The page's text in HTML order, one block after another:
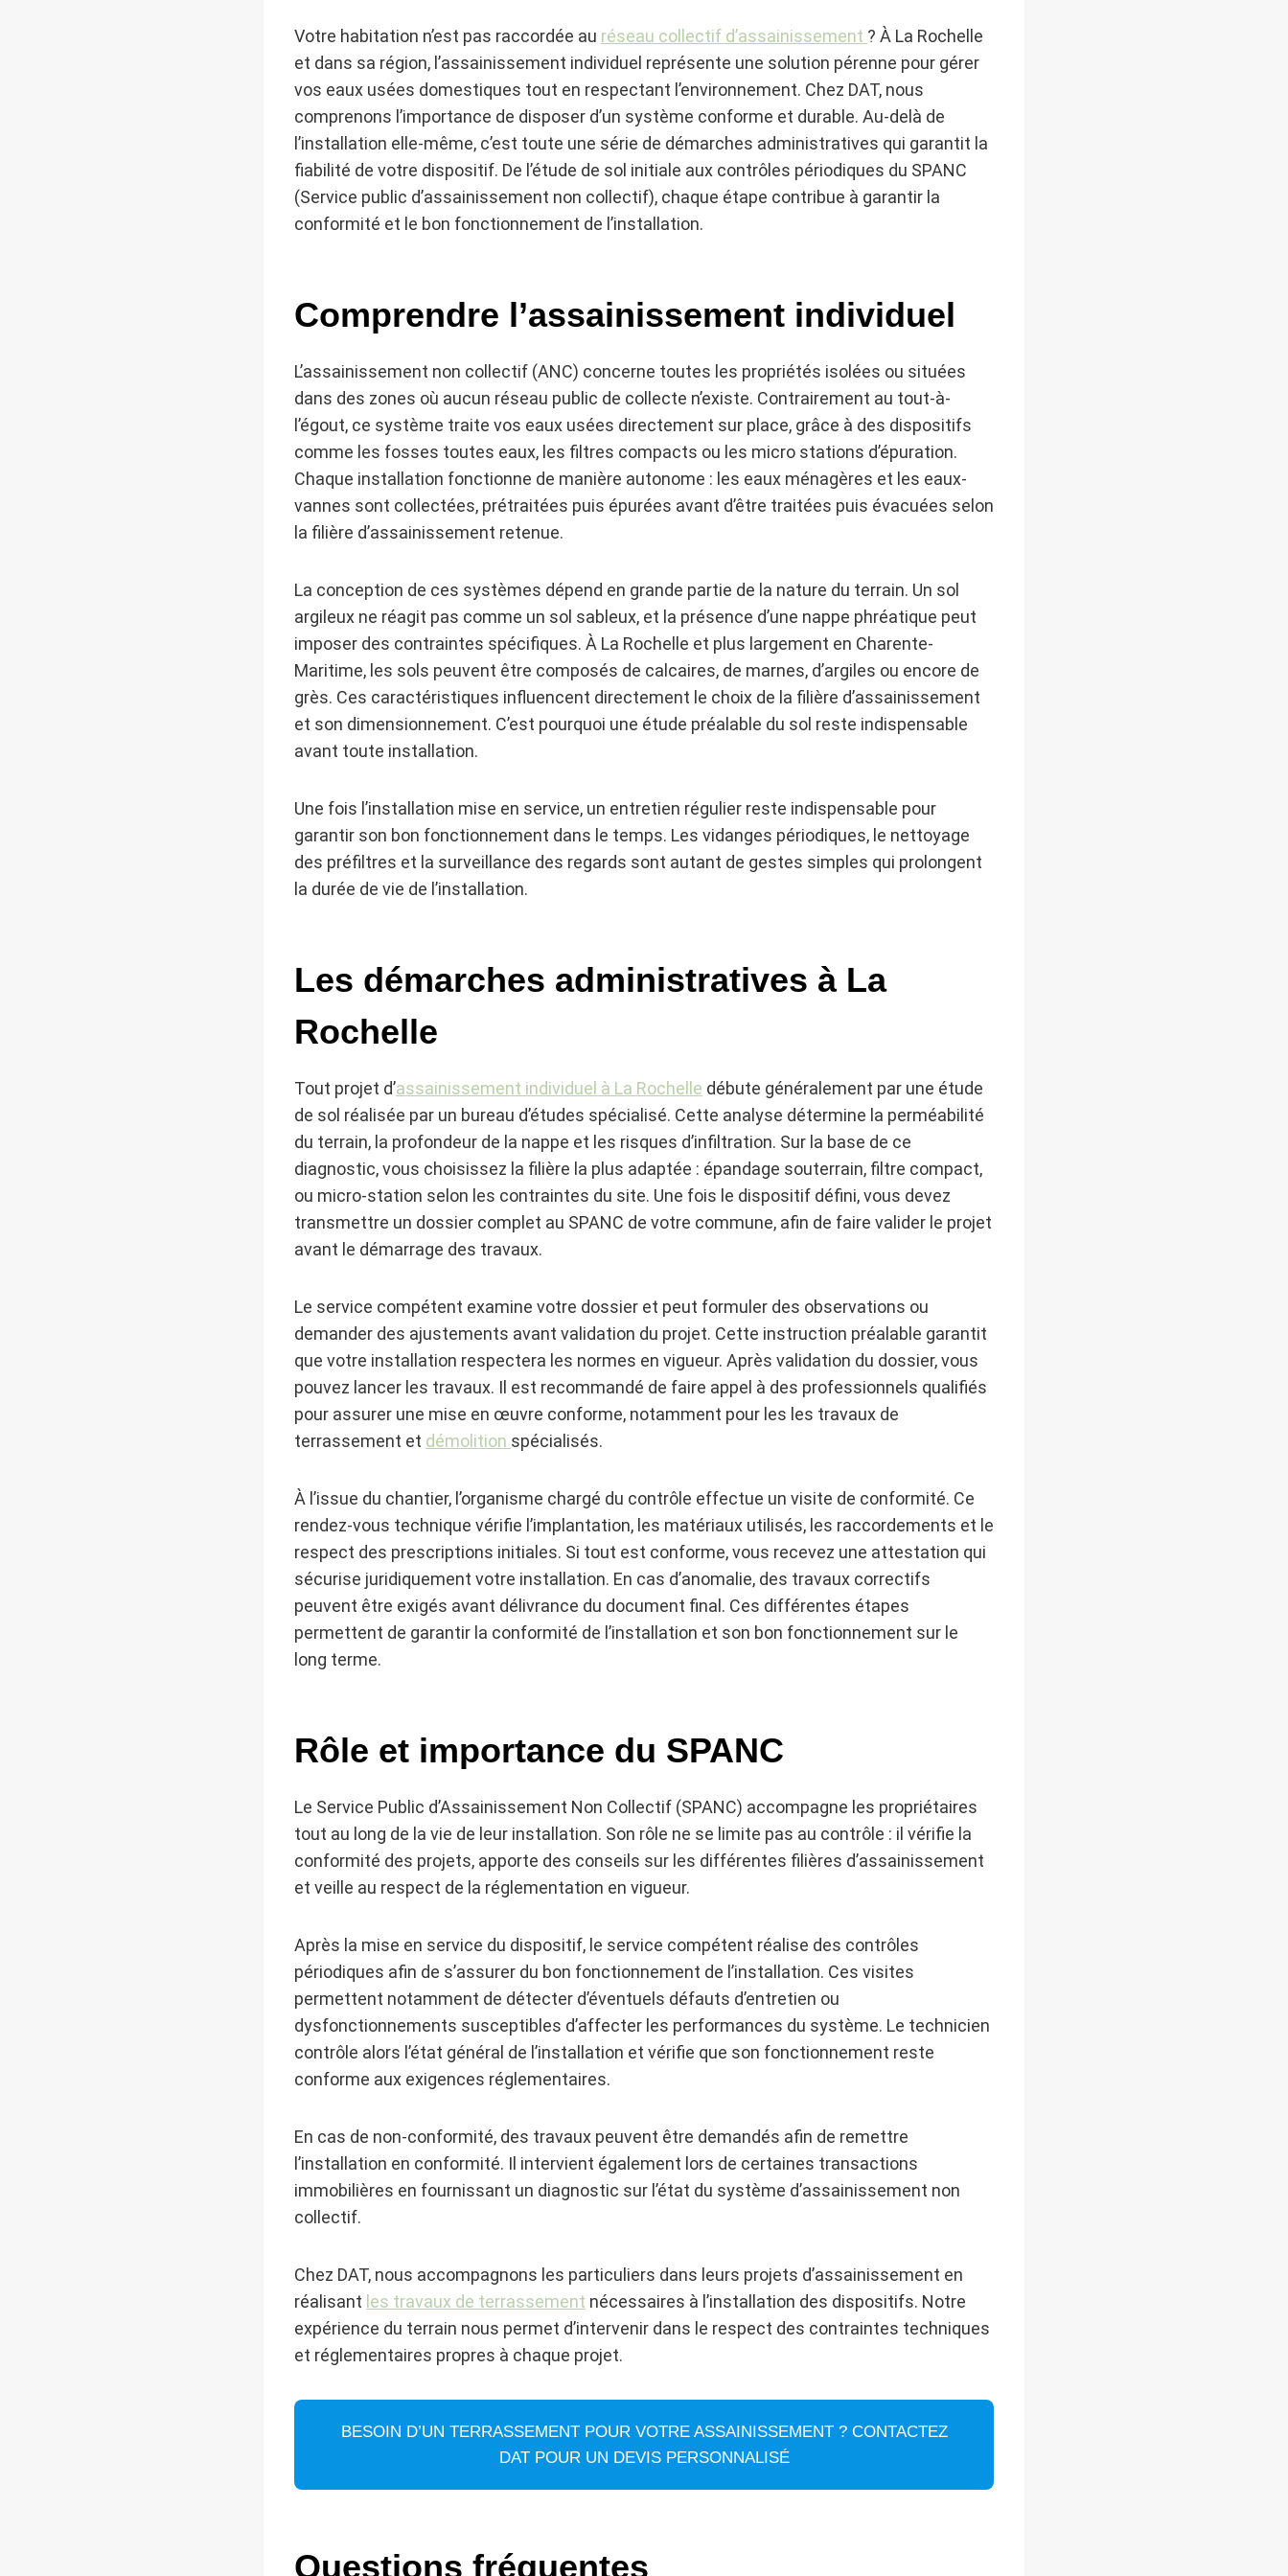
Votre habitation n’est pas raccordée au réseau collectif d’assainissement ? À La Rochelle
et dans sa région, l’assainissement individuel représente une solution pérenne pour gérer
vos eaux usées domestiques tout en respectant l’environnement. Chez DAT, nous
comprenons l’importance de disposer d’un système conforme et durable. Au-delà de
l’installation elle-même, c’est toute une série de démarches administratives qui garantit la
fiabilité de votre dispositif. De l’étude de sol initiale aux contrôles périodiques du SPANC
(Service public d’assainissement non collectif), chaque étape contribue à garantir la
conformité et le bon fonctionnement de l’installation.
Comprendre l’assainissement individuel
L’assainissement non collectif (ANC) concerne toutes les propriétés isolées ou situées
dans des zones où aucun réseau public de collecte n’existe. Contrairement au tout-à-
l’égout, ce système traite vos eaux usées directement sur place, grâce à des dispositifs
comme les fosses toutes eaux, les filtres compacts ou les micro stations d’épuration.
Chaque installation fonctionne de manière autonome : les eaux ménagères et les eaux-
vannes sont collectées, prétraitées puis épurées avant d’être traitées puis évacuées selon
la filière d’assainissement retenue.
La conception de ces systèmes dépend en grande partie de la nature du terrain. Un sol
argileux ne réagit pas comme un sol sableux, et la présence d’une nappe phréatique peut
imposer des contraintes spécifiques. À La Rochelle et plus largement en Charente-
Maritime, les sols peuvent être composés de calcaires, de marnes, d’argiles ou encore de
grès. Ces caractéristiques influencent directement le choix de la filière d’assainissement
et son dimensionnement. C’est pourquoi une étude préalable du sol reste indispensable
avant toute installation.
Une fois l’installation mise en service, un entretien régulier reste indispensable pour
garantir son bon fonctionnement dans le temps. Les vidanges périodiques, le nettoyage
des préfiltres et la surveillance des regards sont autant de gestes simples qui prolongent
la durée de vie de l’installation.
Les démarches administratives à La
Rochelle
Tout projet d’assainissement individuel à La Rochelle débute généralement par une étude
de sol réalisée par un bureau d’études spécialisé. Cette analyse détermine la perméabilité
du terrain, la profondeur de la nappe et les risques d’infiltration. Sur la base de ce
diagnostic, vous choisissez la filière la plus adaptée : épandage souterrain, filtre compact,
ou micro-station selon les contraintes du site. Une fois le dispositif défini, vous devez
transmettre un dossier complet au SPANC de votre commune, afin de faire valider le projet
avant le démarrage des travaux.
Le service compétent examine votre dossier et peut formuler des observations ou
demander des ajustements avant validation du projet. Cette instruction préalable garantit
que votre installation respectera les normes en vigueur. Après validation du dossier, vous
pouvez lancer les travaux. Il est recommandé de faire appel à des professionnels qualifiés
pour assurer une mise en œuvre conforme, notamment pour les les travaux de
terrassement et démolition spécialisés.
À l’issue du chantier, l’organisme chargé du contrôle effectue un visite de conformité. Ce
rendez-vous technique vérifie l’implantation, les matériaux utilisés, les raccordements et le
respect des prescriptions initiales. Si tout est conforme, vous recevez une attestation qui
sécurise juridiquement votre installation. En cas d’anomalie, des travaux correctifs
peuvent être exigés avant délivrance du document final. Ces différentes étapes
permettent de garantir la conformité de l’installation et son bon fonctionnement sur le
long terme.
Rôle et importance du SPANC
Le Service Public d’Assainissement Non Collectif (SPANC) accompagne les propriétaires
tout au long de la vie de leur installation. Son rôle ne se limite pas au contrôle : il vérifie la
conformité des projets, apporte des conseils sur les différentes filières d’assainissement
et veille au respect de la réglementation en vigueur.
Après la mise en service du dispositif, le service compétent réalise des contrôles
périodiques afin de s’assurer du bon fonctionnement de l’installation. Ces visites
permettent notamment de détecter d’éventuels défauts d’entretien ou
dysfonctionnements susceptibles d’affecter les performances du système. Le technicien
contrôle alors l’état général de l’installation et vérifie que son fonctionnement reste
conforme aux exigences réglementaires.
En cas de non-conformité, des travaux peuvent être demandés afin de remettre
l’installation en conformité. Il intervient également lors de certaines transactions
immobilières en fournissant un diagnostic sur l’état du système d’assainissement non
collectif.
Chez DAT, nous accompagnons les particuliers dans leurs projets d’assainissement en
réalisant les travaux de terrassement nécessaires à l’installation des dispositifs. Notre
expérience du terrain nous permet d’intervenir dans le respect des contraintes techniques
et réglementaires propres à chaque projet.
BESOIN D’UN TERRASSEMENT POUR VOTRE ASSAINISSEMENT ? CONTACTEZ
DAT POUR UN DEVIS PERSONNALISÉ
Questions fréquentes